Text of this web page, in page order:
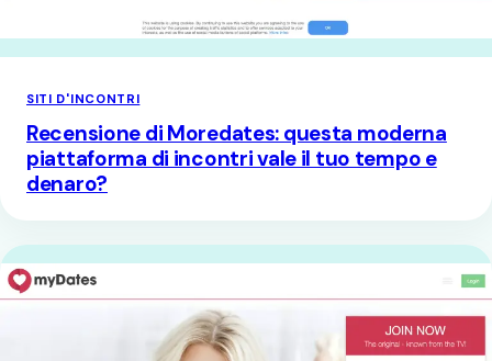
SITI D'INCONTRI
Recensione di Moredates: questa moderna
piattaforma di incontri vale il tuo tempo e
denaro?